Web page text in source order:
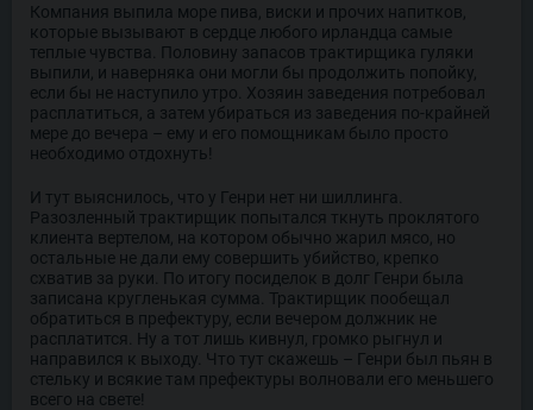
Компания выпила море пива, виски и прочих напитков,
которые вызывают в сердце любого ирландца самые
теплые чувства. Половину запасов трактирщика гуляки
выпили, и наверняка они могли бы продолжить попойку,
если бы не наступило утро. Хозяин заведения потребовал
расплатиться, а затем убираться из заведения по-крайней
мере до вечера – ему и его помощникам было просто
необходимо отдохнуть!
И тут выяснилось, что у Генри нет ни шиллинга.
Разозленный трактирщик попытался ткнуть проклятого
клиента вертелом, на котором обычно жарил мясо, но
остальные не дали ему совершить убийство, крепко
схватив за руки. По итогу посиделок в долг Генри была
записана кругленькая сумма. Трактирщик пообещал
обратиться в префектуру, если вечером должник не
расплатится. Ну а тот лишь кивнул, громко рыгнул и
направился к выходу. Что тут скажешь – Генри был пьян в
стельку и всякие там префектуры волновали его меньшего
всего на свете!